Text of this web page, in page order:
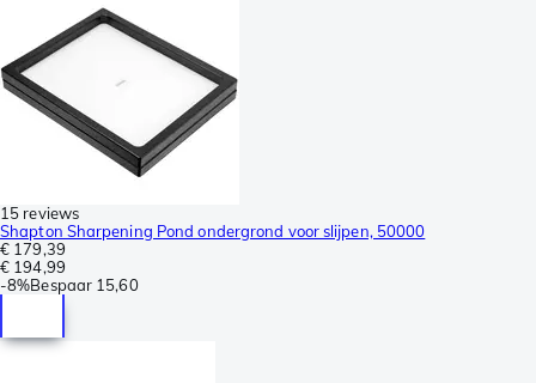
15 reviews
Shapton Sharpening Pond ondergrond voor slijpen, 50000
€ 179,39
€ 194,99
-8%Bespaar 15,60